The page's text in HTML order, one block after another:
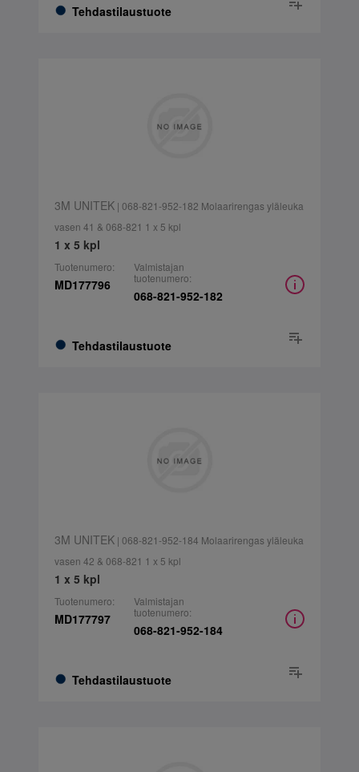
Tehdastilaustuote
3M UNITEK| 068-821-952-182 Molaarirengas yläleuka
vasen 41 & 068-821 1 x 5 kpl
1 x 5 kpl
Tuotenumero:
MD177796
Tehdastilaustuote
Valmistajan
tuotenumero:
068-821-952-182
3M UNITEK| 068-821-952-184 Molaarirengas yläleuka
vasen 42 & 068-821 1 x 5 kpl
1 x 5 kpl
Tuotenumero:
MD177797
Tehdastilaustuote
Valmistajan
tuotenumero:
068-821-952-184